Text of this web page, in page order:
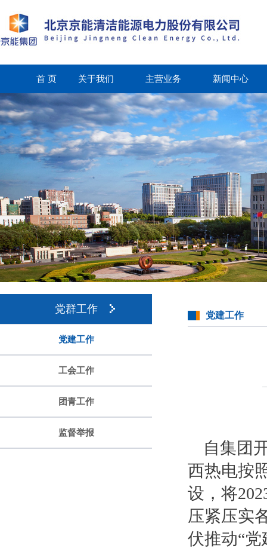
首 页 关于我们 主营业务 新闻中心
党群工作
党建工作
工会工作
团青工作
监督举报
党建工作
自集团
西热电按
设，将
压紧压实
伏推动“